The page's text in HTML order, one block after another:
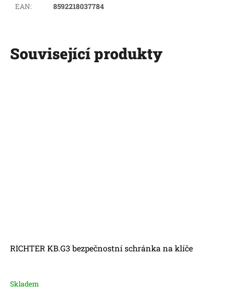
EAN: 8592218037784
Související produkty
RICHTER KB.G3 bezpečnostní schránka na klíče
Skladem